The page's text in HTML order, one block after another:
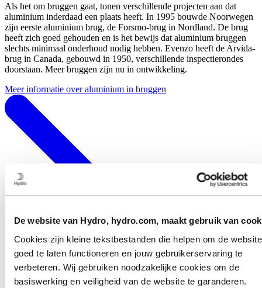
De website van Hydro, hydro.com, maakt gebruik van
Cookies zijn kleine tekstbestanden die helpen om de website
goed te laten functioneren en jouw gebruikerservaring te
verbeteren. Wij gebruiken noodzakelijke cookies om de
basiswerking en veiligheid van de website te garanderen.
Als het om bruggen gaat, tonen verschillende projecten aan dat
aluminium inderdaad een plaats heeft. In 1995 bouwde Noorwegen
zijn eerste aluminium brug, de Forsmo-brug in Nordland. De brug
heeft zich goed gehouden en is het bewijs dat aluminium bruggen
slechts minimaal onderhoud nodig hebben. Evenzo heeft de Arvida-
brug in Canada, gebouwd in 1950, verschillende inspectierondes
doorstaan. Meer bruggen zijn nu in ontwikkeling.
Meer informatie over aluminium in bruggen